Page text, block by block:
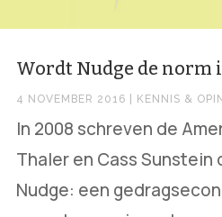
Wordt Nudge de norm
4 NOVEMBER 2016 KENNIS &
In 2008 schreven de
Thaler en Cass
Nudge: een